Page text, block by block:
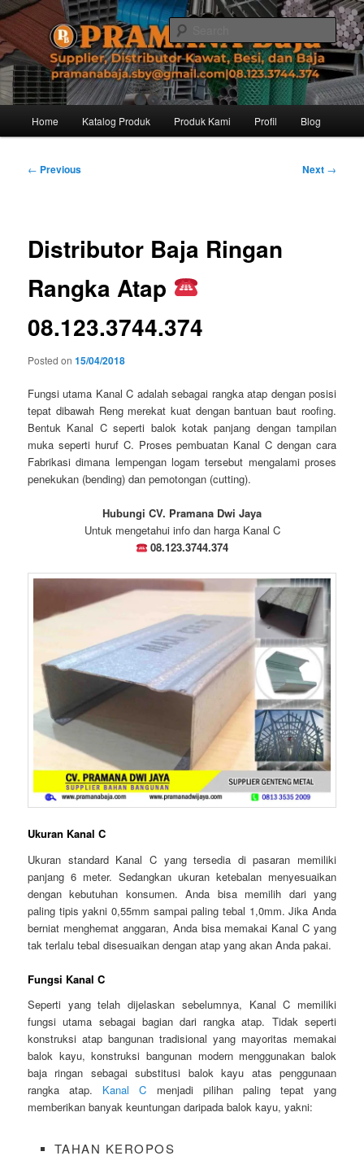
Skip
to
primary
contentPramana Baja Distributor Baja Besi
Kawat – 08.123.3744.374
Distributor dari Pabrik Besi Baja, Supplier Besi Baja, Jual besi beton. Info
dan Pemesanan hub. Ibu Rinanti 08.123.3744.374. Dgn harga yg kompetitif,
Amanah, dan pelayanan yg ramah, kami siap melayani segala kebutuhan
besi anda.
Home Katalog Produk Produk Kami Profil Blog
Post
← Previous Next →
Distributor Baja Ringan
Rangka Atap
08.123.3744.374
Posted on15/04/2018
Fungsi utama Kanal C adalah sebagai rangka atap dengan posisi
tepat dibawah Reng merekat kuat dengan bantuan baut roofing.
Bentuk Kanal C seperti balok kotak panjang dengan tampilan
muka seperti huruf C. Proses pembuatan Kanal C dengan cara
Fabrikasi dimana lempengan logam tersebut mengalami proses
penekukan (bending) dan pemotongan (cutting).
Hubungi CV. Pramana Dwi Jaya
Untuk mengetahui info dan harga Kanal C
08.123.3744.374
Ukuran Kanal C
Ukuran standard Kanal C yang tersedia di pasaran memiliki
panjang 6 meter. Sedangkan ukuran ketebalan menyesuaikan
dengan kebutuhan konsumen. Anda bisa memilih dari yang
paling tipis yakni 0,55mm sampai paling tebal 1,0mm. Jika Anda
berniat menghemat anggaran, Anda bisa memakai Kanal C yang
tak terlalu tebal disesuaikan dengan atap yang akan Anda pakai.
Fungsi Kanal C
Seperti yang telah dijelaskan sebelumnya, Kanal C memiliki
fungsi utama sebagai bagian dari rangka atap. Tidak seperti
konstruksi atap bangunan tradisional yang mayoritas memakai
balok kayu, konstruksi bangunan modern menggunakan balok
baja ringan sebagai substitusi balok kayu atas penggunaan
rangka atap. Kanal C menjadi pilihan paling tepat yang
memberikan banyak keuntungan daripada balok kayu, yakni:
TAHAN KEROPOS